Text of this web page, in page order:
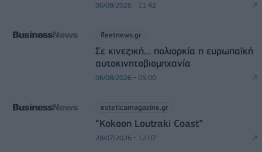
06/08/2026 - 11:42
fleetnews.gr
Σε κινεζική… πολιορκία η ευρωπαϊκή
αυτοκινητοβιομηχανία
06/08/2026 - 05:00
esteticamagazine.gr
“Kokoon Loutraki Coast”
28/07/2026 - 12:07